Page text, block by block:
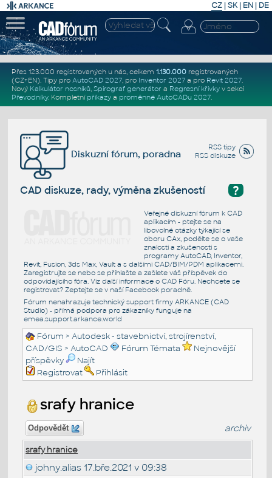
CZ | SK| EN | DE
Přes 123.000 registrovaných u nás, celkem 1.130.000registrovaných
(CZ+EN). Tipy pro AutoCAD 2027, pro Inventor 2027a pro Revit 2027.
Nový Kalkulátor nosníků, Spirograf generátor a Regresní křivkyv sekci
Převodníky. Kompletní příkazya proměnné AutoCADu 2027.
RSS tipy
RSS diskuze
Diskuzní fórum, poradna
?
CAD diskuze, rady, výměna zkušeností
Veřejné diskuzní fórum k CAD
aplikacím - ptejte se na
libovolné otázky týkající se
oboru CAx, podělte se o vaše
znalosti a zkušenosti s
programy AutoCAD, Inventor,
Revit, Fusion, 3ds Max, Vault a s dalšími CAD/BIM/PDM aplikacemi.
Zaregistrujte se nebo se přihlašte a zašlete váš příspěvek do
odpovídajícího fóra. Viz další informace o CAD Fóru. Nechcete se
registrovat? Zeptejte se v naší Facebook poradně.
Fórum nenahrazuje technický support firmy ARKANCE (CAD
Studio) - přímá podpora pro zákazníky funguje na
emea.support.arkance.world
Fórum >Autodesk - stavebnictví, strojírenství,
CAD/GIS >AutoCAD Fórum Témata
Nejnovější
příspěvky
Najít
Registrovat
Přihlásit
srafy hranice
Odpovědět archiv
srafy hranice
johny.alias 17.bře.2021 v 09:38